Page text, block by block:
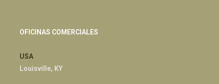
OFICINAS COMERCIALES
USA
Louisville, KY